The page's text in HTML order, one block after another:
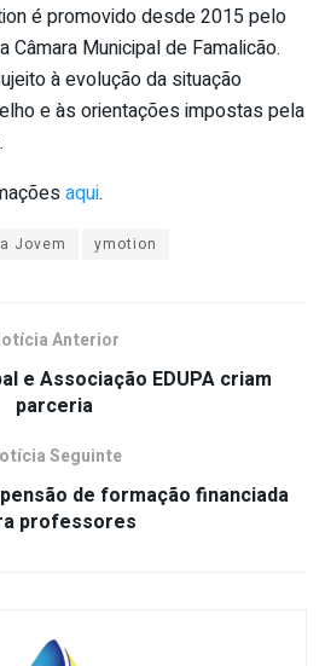
é promovido desde 2015 pelo
Câmara Municipal de Famalicão.
à evolução da situação
e às orientações impostas pela
aqui.
Jovem ymotion
Anterior
e Associação EDUPA criam
parceria
Seguinte
de formação financiada
professores